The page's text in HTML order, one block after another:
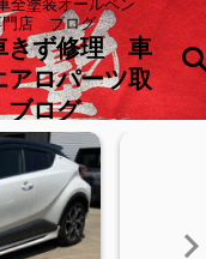
門店 ブログ
ず修理 車
ロパーツ取
ブログ